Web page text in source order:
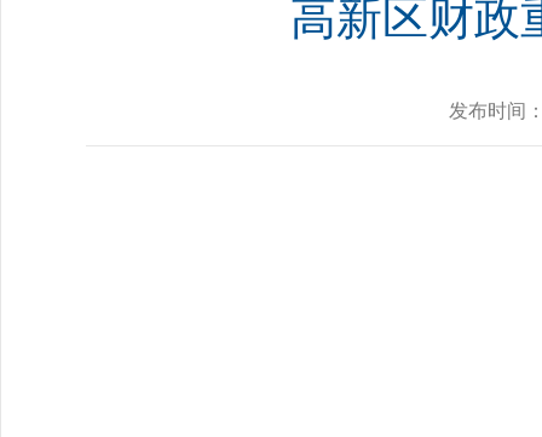
高新区财政
发布时间